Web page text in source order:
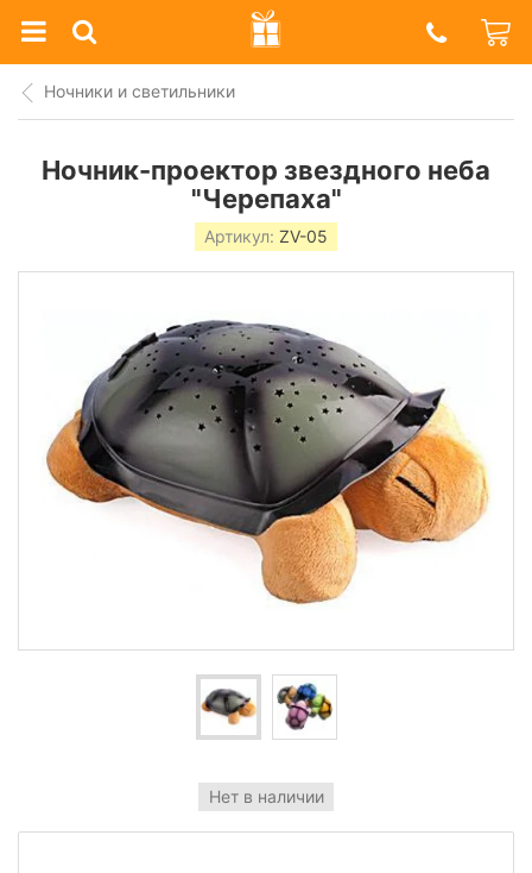
Prazdnik
Shop
Ночники и светильники
Ночник-проектор звездного неба
"Черепаха"
Артикул: ZV-05
Нет в наличии